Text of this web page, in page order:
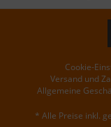
Cookie-
Versand und
Allgemeine
* Alle Preise inkl.